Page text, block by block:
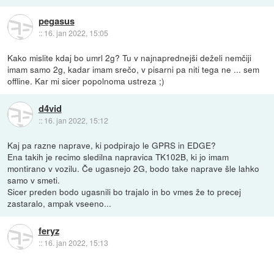
pegasus
:: 16. jan 2022, 15:05
Kako mislite kdaj bo umrl 2g? Tu v najnaprednejši deželi nemčiji
imam samo 2g, kadar imam srečo, v pisarni pa niti tega ne ... sem
offline. Kar mi sicer popolnoma ustreza ;)
d4vid
:: 16. jan 2022, 15:12
Kaj pa razne naprave, ki podpirajo le GPRS in EDGE?
Ena takih je recimo sledilna napravica TK102B, ki jo imam
montirano v vozilu. Če ugasnejo 2G, bodo take naprave šle lahko
samo v smeti.
Sicer preden bodo ugasnili bo trajalo in bo vmes že to precej
zastaralo, ampak vseeno...
feryz
:: 16. jan 2022, 15:13